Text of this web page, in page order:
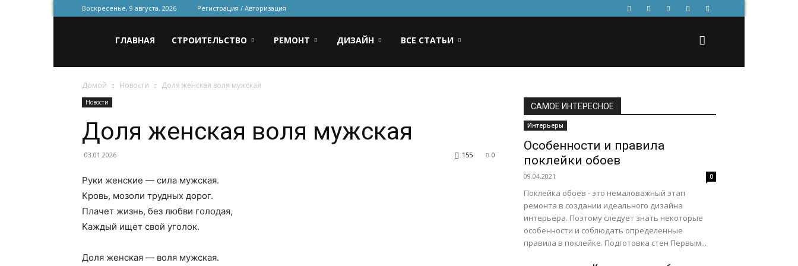
Воскресенье, 9 августа, 2026 Регистрация / Авторизация
для
строительства
и
ремонта
ГЛАВНАЯ СТРОИТЕЛЬСТВО РЕМОНТ ДИЗАЙН ВСЕ СТАТЬИ
Домой Новости Доля женская воля мужская
Новости
Доля женская воля мужская
03.01.2026 0
155
Руки женские — сила мужская.
Кровь, мозоли трудных дорог.
Плачет жизнь, без любви голодая,
Каждый ищет свой уголок.
Доля женская — воля мужская.
САМОЕ ИНТЕРЕСНОЕ
Интерьеры
Особенности и правила
поклейки обоев
09.04.2021 0
Поклейка обоев - это немаловажный этап
ремонта в создании идеального дизайна
интерьера. Поэтому следует знать некоторые
особенности и соблюдать определенные
правила в поклейке. Подготовка стен Первым...